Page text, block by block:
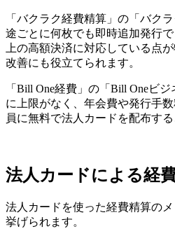
「バクラク経費精算」の「バク
途ごとに何枚でも即時追加発行
上の高額決済に対応している点
改善にも役立てられます。
「Bill One経費」の「Bill Oneビ
に上限がなく、年会費や発行手
員に無料で法人カードを配布する
法人カードによる経
法人カードを使った経費精算の
挙げられます。